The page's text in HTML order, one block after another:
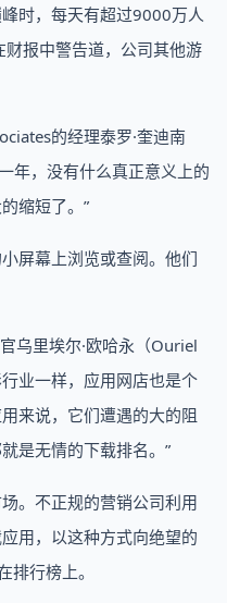
时，每天有超过9000万人
报中警告道，公司其他游
的经理泰罗·奎迪南
年，没有什么真正意义上的
缩短了。”
屏幕上浏览或查阅。他们
乌里埃尔·欧哈永（Ouriel
业一样，应用网店也是个
来说，它们遭遇的大的阻
是无情的下载排名。”
。不正规的营销公司利用
用，以这种方式向绝望的
排行榜上。